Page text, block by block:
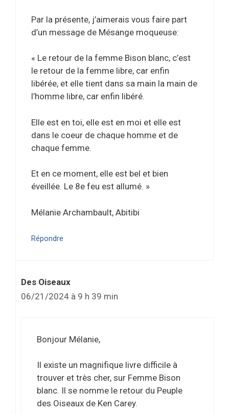
Par la présente, j’aimerais vous faire part
d’un message de Mésange moqueuse:
« Le retour de la femme Bison blanc, c’est
le retour de la femme libre, car enfin
libérée, et elle tient dans sa main la main de
l’homme libre, car enfin libéré.
Elle est en toi, elle est en moi et elle est
dans le coeur de chaque homme et de
chaque femme.
Et en ce moment, elle est bel et bien
éveillée. Le 8e feu est allumé. »
Mélanie Archambault, Abitibi
Répondre
Des Oiseaux
06/21/2024 à 9 h 39 min
Bonjour Mélanie,
Il existe un magnifique livre difficile à
trouver et très cher, sur Femme Bison
blanc. Il se nomme le retour du Peuple
des Oiseaux de Ken Carey.